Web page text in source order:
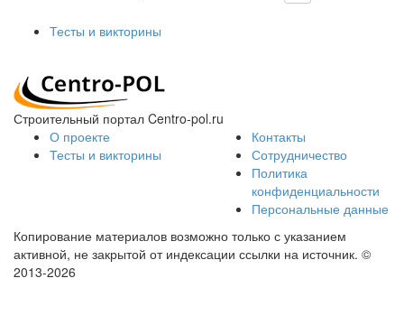
Тесты и викторины
Строительный портал Centro-pol.ru
О проекте
Тесты и викторины
Контакты
Сотрудничество
Политика
конфиденциальности
Персональные данные
Копирование материалов возможно только с указанием
активной, не закрытой от индексации ссылки на источник. ©
2013-2026